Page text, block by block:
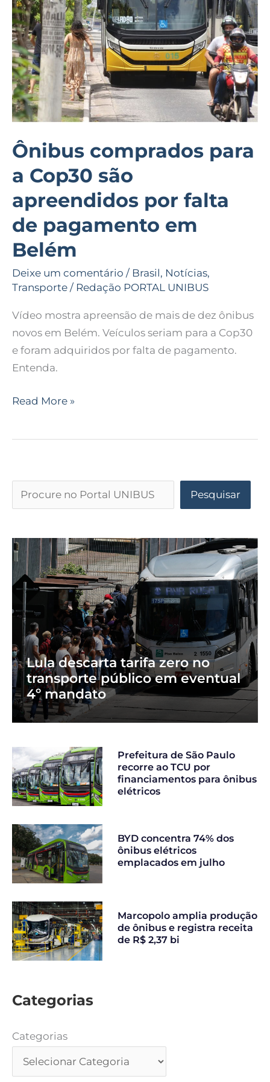
Ônibus comprados para
a Cop30 são
apreendidos por falta
de pagamento em
Belém
Deixe um comentário / Brasil, Notícias,
Transporte / Redação PORTAL UNIBUS
Vídeo mostra apreensão de mais de dez ônibus
novos em Belém. Veículos seriam para a Cop30
e foram adquiridos por falta de pagamento.
Entenda.
Cop30
são
apreendidos
por
falta
de
pagamento
em
Belém
Read More »
Pesquisar
Lula descarta tarifa zero no
transporte público em eventual
4º mandato
Prefeitura de São Paulo
recorre ao TCU por
financiamentos para ônibus
elétricos
BYD concentra 74% dos
ônibus elétricos
emplacados em julho
Marcopolo amplia produção
de ônibus e registra receita
de R$ 2,37 bi
Categorias
Categorias